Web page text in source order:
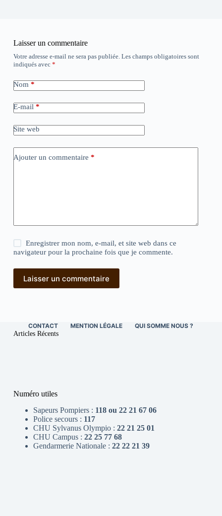
Laisser un commentaire
Votre adresse e-mail ne sera pas publiée. Les champs obligatoires sont
indiqués avec *
Nom *
E-mail *
Site web
Ajouter un commentaire *
Enregistrer mon nom, e-mail, et site web dans ce
navigateur pour la prochaine fois que je commente.
Laisser un commentaire
CONTACT MENTION LÉGALE QUI SOMME NOUS ?
Articles Récents
Numéro utiles
Sapeurs Pompiers : 118 ou 22 21 67 06
Police secours : 117
CHU Sylvanus Olympio : 22 21 25 01
CHU Campus : 22 25 77 68
Gendarmerie Nationale : 22 22 21 39